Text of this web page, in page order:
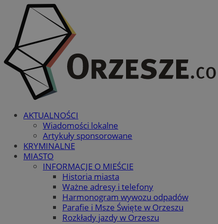
AKTUALNOŚCI
Wiadomości lokalne
Artykuły sponsorowane
KRYMINALNE
MIASTO
INFORMACJE O MIEŚCIE
Historia miasta
Ważne adresy i telefony
Harmonogram wywozu odpadów
Parafie i Msze Święte w Orzeszu
Rozkłady jazdy w Orzeszu